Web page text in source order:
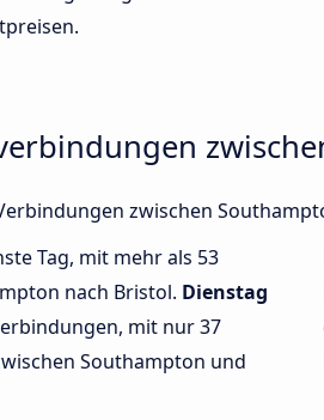
zwischen
Tag, mit mehr als 53
nach Bristol. Dienstag
mit nur 37
Southampton und